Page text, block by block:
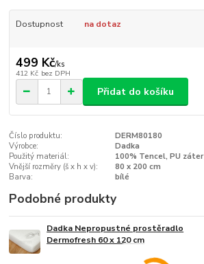
Dostupnost na dotaz
499 Kč/ks
412 Kč bez DPH
Přidat do košíku
Číslo produktu:
DERM80180
Výrobce:
Dadka
Použitý materiál:
100% Tencel, PU záter
Vnější rozměry (š x h x v):
80 x 200 cm
Barva:
bílé
Podobné produkty
Dadka Nepropustné prostěradlo
Dermofresh 60 x 120 cm